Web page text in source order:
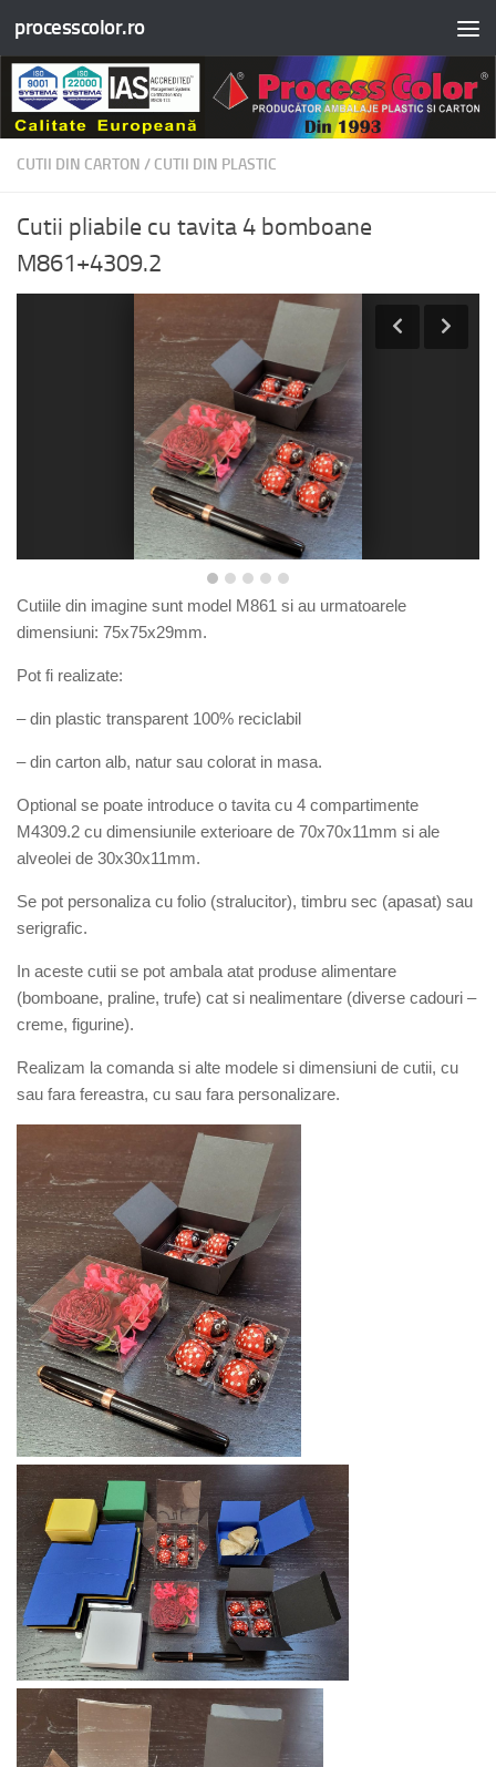
Skip to content
processcolor.ro
CUTII DIN CARTON / CUTII DIN PLASTIC
Cutii pliabile cu tavita 4 bomboane
M861+4309.2
Cutiile din imagine sunt model M861 si au urmatoarele
dimensiuni: 75x75x29mm.
Pot fi realizate:
– din plastic transparent 100% reciclabil
– din carton alb, natur sau colorat in masa.
Optional se poate introduce o tavita cu 4 compartimente
M4309.2 cu dimensiunile exterioare de 70x70x11mm si ale
alveolei de 30x30x11mm.
Se pot personaliza cu folio (stralucitor), timbru sec (apasat) sau
serigrafic.
In aceste cutii se pot ambala atat produse alimentare
(bomboane, praline, trufe) cat si nealimentare (diverse cadouri –
creme, figurine).
Realizam la comanda si alte modele si dimensiuni de cutii, cu
sau fara fereastra, cu sau fara personalizare.